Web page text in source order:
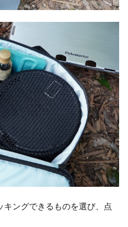
ングできるものを選び、点